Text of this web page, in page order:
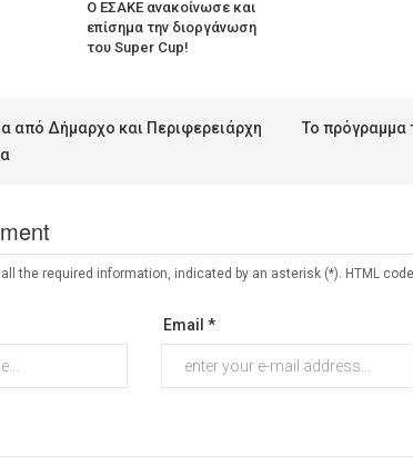
Ο ΕΣΑΚΕ ανακοίνωσε και
επίσημα την διοργάνωση
του Super Cup!
από Δήμαρχο και Περιφερειάρχη
Το πρόγραμμα
the required information, indicated by an asterisk (*). HTML
Email *